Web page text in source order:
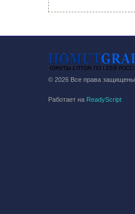
© 2026 Все права защищены
Работает на ReadyScript